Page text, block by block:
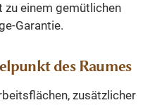
zu einem gemütlichen
Garantie.
des Raumes
zusätzlicher